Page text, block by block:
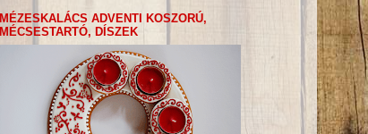
MÉZESKALÁCS ADVENTI KOSZORÚ,
MÉCSESTARTÓ, DÍSZEK